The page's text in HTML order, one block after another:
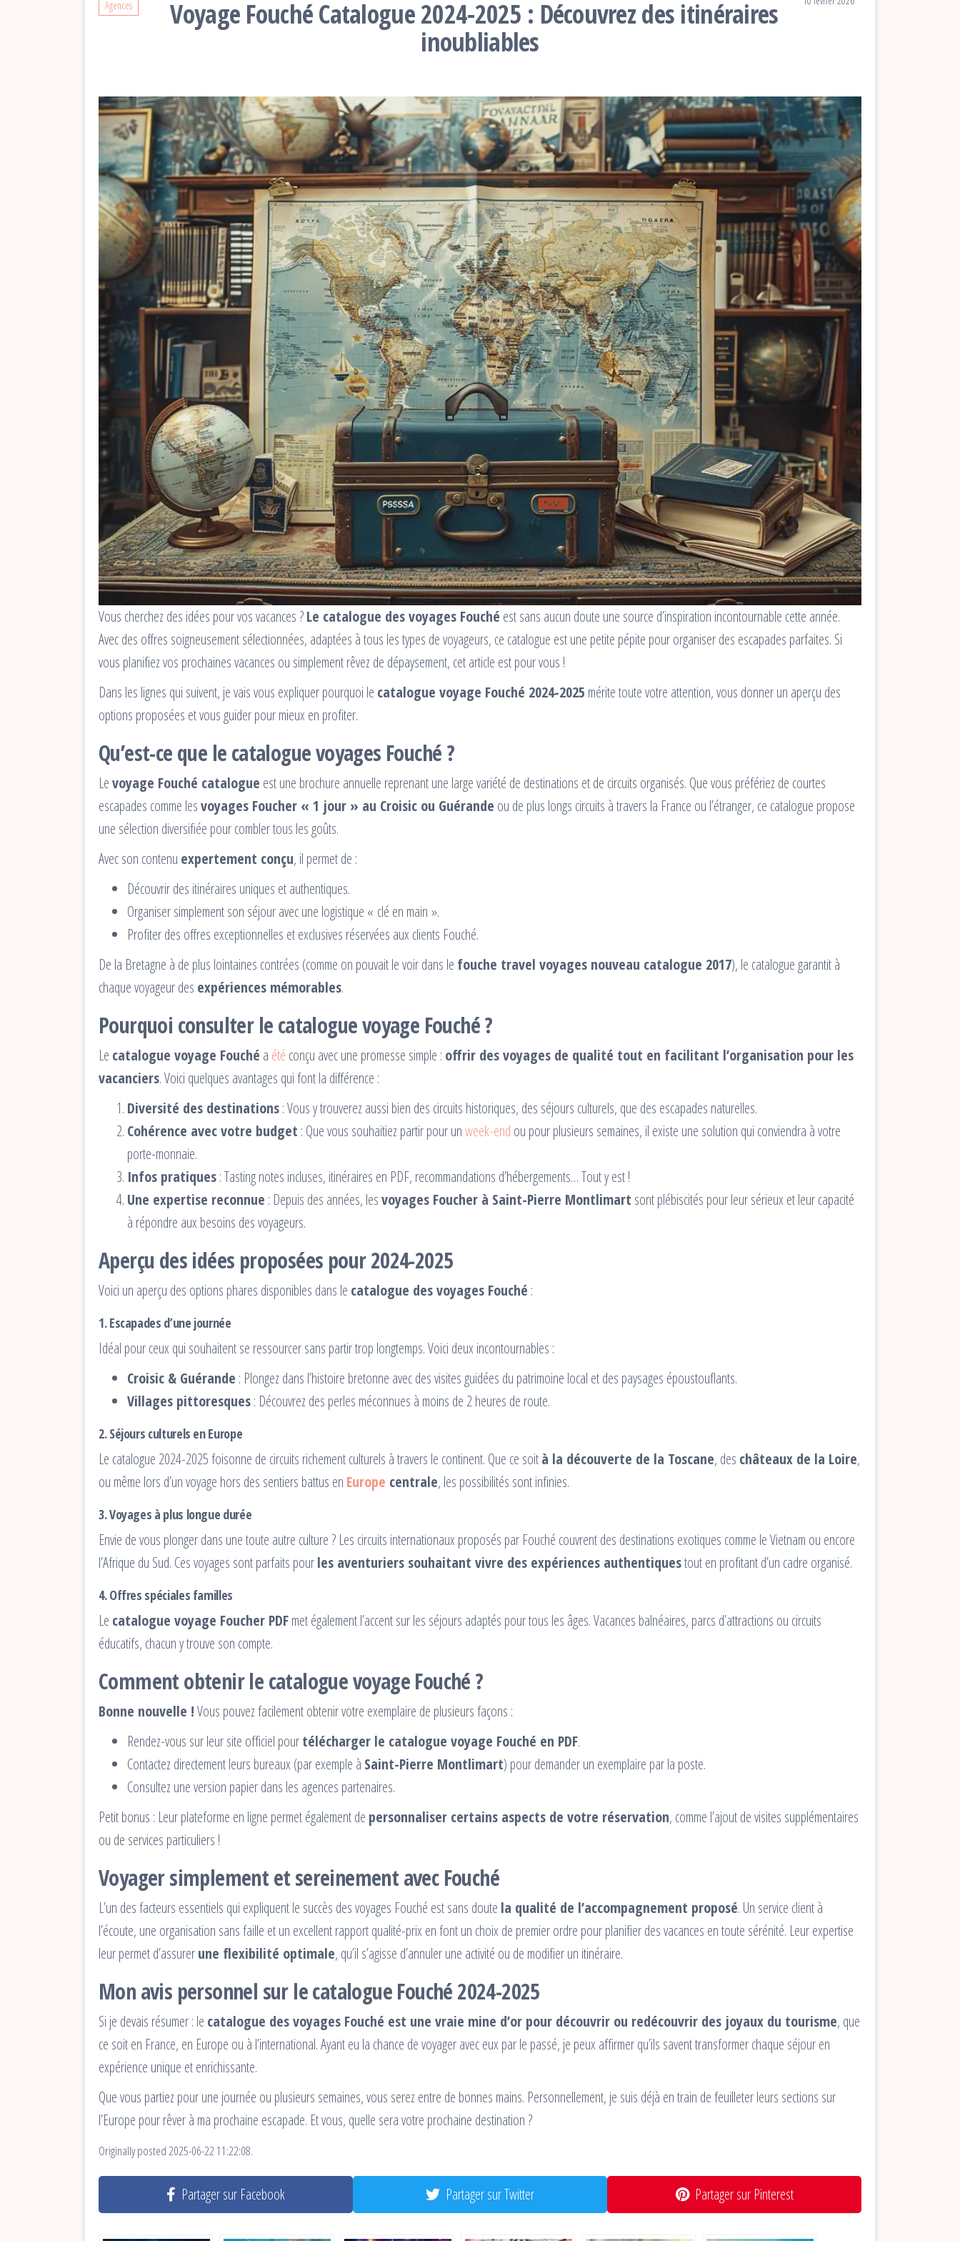
Agences Voyage Fouché Catalogue 2024-2025 : Découvrez des itinéraires
inoubliables
Vous cherchez des idées pour vos vacances ?Le catalogue des voyages Fouché est sans aucun doute une source d’inspiration incontournable cette année.
Avec des offres soigneusement sélectionnées, adaptées à tous les types de voyageurs, ce catalogue est une petite pépite pour organiser des escapades parfaites. Si
vous planifiez vos prochaines vacances ou simplement rêvez de dépaysement, cet article est pour vous !
Dans les lignes qui suivent, je vais vous expliquer pourquoi le catalogue voyage Fouché 2024-2025 mérite toute votre attention, vous donner un aperçu des
options proposées et vous guider pour mieux en profiter.
Qu’est-ce que le catalogue voyages Fouché ?
Levoyage Fouché catalogue est une brochure annuelle reprenant une large variété de destinations et de circuits organisés. Que vous préfériez de courtes
escapades comme lesvoyages Foucher « 1 jour » au Croisic ou Guérande ou de plus longs circuits à travers la France ou l’étranger, ce catalogue propose
une sélection diversifiée pour combler tous les goûts.
Avec son contenu expertement conçu, il permet de :
Découvrir des itinéraires uniques et authentiques.
Organiser simplement son séjour avec une logistique « clé en main ».
Profiter des offres exceptionnelles et exclusives réservées aux clients Fouché.
De la Bretagne à de plus lointaines contrées (comme on pouvait le voir dans le fouche travel voyages nouveau catalogue 2017), le catalogue garantit à
chaque voyageur des expériences mémorables.
Pourquoi consulter le catalogue voyage Fouché ?
Le catalogue voyage Fouché a été conçu avec une promesse simple : offrir des voyages de qualité tout en facilitant l’organisation pour les
vacanciers. Voici quelques avantages qui font la différence :
Diversité des destinations: Vous y trouverez aussi bien des circuits historiques, des séjours culturels, que des escapades naturelles.
Cohérence avec votre budget : Que vous souhaitiez partir pour unweek-end ou pour plusieurs semaines, il existe une solution qui conviendra à votre
porte-monnaie.
Infos pratiques: Tasting notes incluses, itinéraires en PDF, recommandations d’hébergements… Tout y est !
Une expertise reconnue : Depuis des années, lesvoyages Foucher à Saint-Pierre Montlimart sont plébiscités pour leur sérieux et leur capacité
à répondre aux besoins des voyageurs.
Aperçu des idées proposées pour 2024-2025
Voici un aperçu des options phares disponibles dans le catalogue des voyages Fouché :
1. Escapades d’une journée
Idéal pour ceux qui souhaitent se ressourcer sans partir trop longtemps. Voici deux incontournables :
Croisic & Guérande : Plongez dans l’histoire bretonne avec des visites guidées du patrimoine local et des paysages époustouflants.
Villages pittoresques: Découvrez des perles méconnues à moins de 2 heures de route.
2. Séjours culturels en Europe
Le catalogue 2024-2025 foisonne de circuits richement culturels à travers le continent. Que ce soità la découverte de la Toscane, des châteaux de la Loire,
ou même lors d’un voyage hors des sentiers battus en Europe centrale, les possibilités sont infinies.
3. Voyages à plus longue durée
Envie de vous plonger dans une toute autre culture ? Les circuits internationaux proposés par Fouché couvrent des destinations exotiques comme le Vietnam ou encore
l’Afrique du Sud. Ces voyages sont parfaits pourles aventuriers souhaitant vivre des expériences authentiquestout en profitant d’un cadre organisé.
4. Offres spéciales familles
Le catalogue voyage Foucher PDFmet également l’accent sur les séjours adaptés pour tous les âges. Vacances balnéaires, parcs d’attractions ou circuits
éducatifs, chacun y trouve son compte.
Comment obtenir le catalogue voyage Fouché ?
Bonne nouvelle !Vous pouvez facilement obtenir votre exemplaire de plusieurs façons :
Rendez-vous sur leur site officiel pourtélécharger le catalogue voyage Fouché en PDF.
Contactez directement leurs bureaux (par exemple à Saint-Pierre Montlimart) pour demander un exemplaire par la poste.
Consultez une version papier dans les agences partenaires.
Petit bonus : Leur plateforme en ligne permet également de personnaliser certains aspects de votre réservation, comme l’ajout de visites supplémentaires
ou de services particuliers !
Voyager simplement et sereinement avec Fouché
L’un des facteurs essentiels qui expliquent le succès des voyages Fouché est sans doute la qualité de l’accompagnement proposé. Un service client à
l’écoute, une organisation sans faille et un excellent rapport qualité-prix en font un choix de premier ordre pour planifier des vacances en toute sérénité. Leur expertise
leur permet d’assurerune flexibilité optimale, qu’il s’agisse d’annuler une activité ou de modifier un itinéraire.
Mon avis personnel sur le catalogue Fouché 2024-2025
Si je devais résumer : le catalogue des voyages Fouché est une vraie mine d’or pour découvrir ou redécouvrir des joyaux du tourisme, que
ce soit en France, en Europe ou à l’international. Ayant eu la chance de voyager avec eux par le passé, je peux affirmer qu’ils savent transformer chaque séjour en
expérience unique et enrichissante.
Que vous partiez pour une journée ou plusieurs semaines, vous serez entre de bonnes mains. Personnellement, je suis déjà en train de feuilleter leurs sections sur
l’Europe pour rêver à ma prochaine escapade. Et vous, quelle sera votre prochaine destination ?
Originally posted 2025-06-22 11:22:08.
Partager sur Facebook Partager sur Twitter Partager sur Pinterest